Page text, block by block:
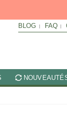
BLOG FAQ